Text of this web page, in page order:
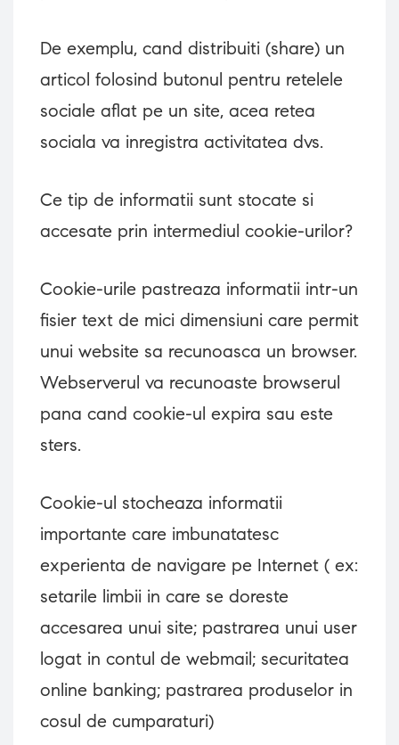
De exemplu, cand distribuiti (share) un
articol folosind butonul pentru retelele
sociale aflat pe un site, acea retea
sociala va inregistra activitatea dvs.
Ce tip de informatii sunt stocate si
accesate prin intermediul cookie-urilor?
Cookie-urile pastreaza informatii intr-un
fisier text de mici dimensiuni care permit
unui website sa recunoasca un browser.
Webserverul va recunoaste browserul
pana cand cookie-ul expira sau este
sters.
Cookie-ul stocheaza informatii
importante care imbunatatesc
experienta de navigare pe Internet ( ex:
setarile limbii in care se doreste
accesarea unui site; pastrarea unui user
logat in contul de webmail; securitatea
online banking; pastrarea produselor in
cosul de cumparaturi)